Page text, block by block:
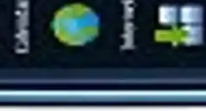
6630 modelleri için gerçek kapasite iddiasını
ekipmanlar ve yeni nesil yapışkan bant
Go Destekli Modellerin İncelemesi
basit kullanım, uzun pil ömrü ve modern
Akıllı Telefonu